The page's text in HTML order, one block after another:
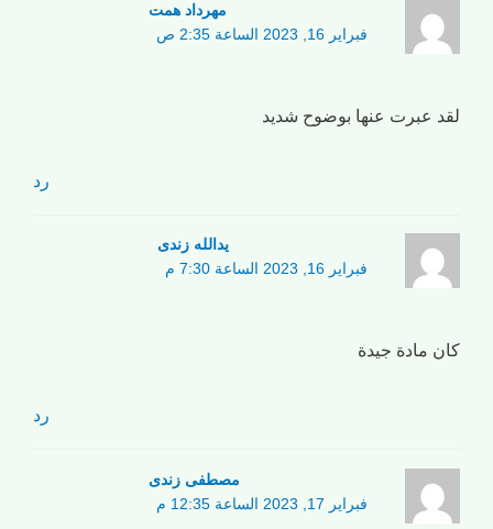
مهرداد همت
فبراير 16, 2023 الساعة 2:35 ص
لقد عبرت عنها بوضوح شديد
رد
یدالله زندی
فبراير 16, 2023 الساعة 7:30 م
كان مادة جيدة
رد
مصطفی زندی
فبراير 17, 2023 الساعة 12:35 م